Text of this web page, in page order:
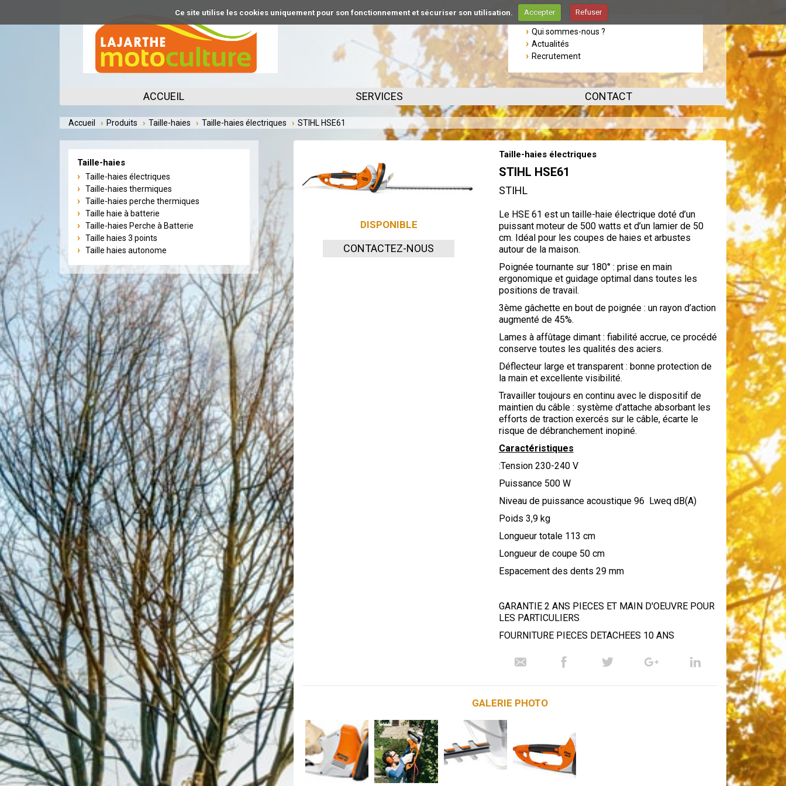
Ce site utilise les cookies uniquement pour son fonctionnement et sécuriser son utilisation. Accepter Refuser
Qui sommes-nous ?
Actualités
Recrutement
ACCUEIL SERVICES CONTACT
Accueil Produits Taille-haies Taille-haies électriques STIHL HSE61
DISPONIBLE
CONTACTEZ-NOUS
Taille-haies électriques
STIHL HSE61
STIHL
Le HSE 61 est un taille-haie électrique doté d’un
puissant moteur de 500 watts et d’un lamier de 50
cm. Idéal pour les coupes de haies et arbustes
autour de la maison.
Poignée tournante sur 180° : prise en main
ergonomique et guidage optimal dans toutes les
positions de travail.
3ème gâchette en bout de poignée : un rayon d’action
augmenté de 45%.
Lames à affûtage dimant : fiabilité accrue, ce procédé
conserve toutes les qualités des aciers.
Déflecteur large et transparent : bonne protection de
la main et excellente visibilité.
Travailler toujours en continu avec le dispositif de
maintien du câble : système d’attache absorbant les
efforts de traction exercés sur le câble, écarte le
risque de débranchement inopiné.
Caractéristiques
:Tension 230-240 V
Puissance 500 W
Niveau de puissance acoustique 96 Lweq dB(A)
Poids 3,9 kg
Longueur totale 113 cm
Longueur de coupe 50 cm
Espacement des dents 29 mm
GARANTIE 2 ANS PIECES ET MAIN D'OEUVRE POUR
LES PARTICULIERS
FOURNITURE PIECES DETACHEES 10 ANS
GALERIE PHOTO
Taille-haies
Taille-haies électriques
Taille-haies thermiques
Taille-haies perche thermiques
Taille haie à batterie
Taille-haies Perche à Batterie
Taille haies 3 points
Taille haies autonome